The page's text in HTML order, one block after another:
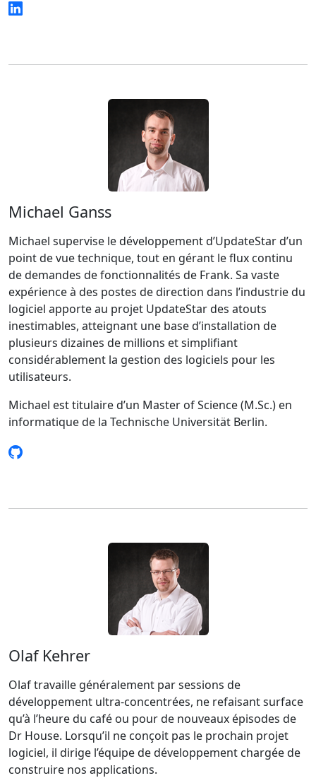
Michael Ganss
Michael supervise le développement d’UpdateStar d’un
point de vue technique, tout en gérant le flux continu
de demandes de fonctionnalités de Frank. Sa vaste
expérience à des postes de direction dans l’industrie du
logiciel apporte au projet UpdateStar des atouts
inestimables, atteignant une base d’installation de
plusieurs dizaines de millions et simplifiant
considérablement la gestion des logiciels pour les
utilisateurs.
Michael est titulaire d’un Master of Science (M.Sc.) en
informatique de la Technische Universität Berlin.
Olaf Kehrer
Olaf travaille généralement par sessions de
développement ultra‑concentrées, ne refaisant surface
qu’à l’heure du café ou pour de nouveaux épisodes de
Dr House. Lorsqu’il ne conçoit pas le prochain projet
logiciel, il dirige l’équipe de développement chargée de
construire nos applications.